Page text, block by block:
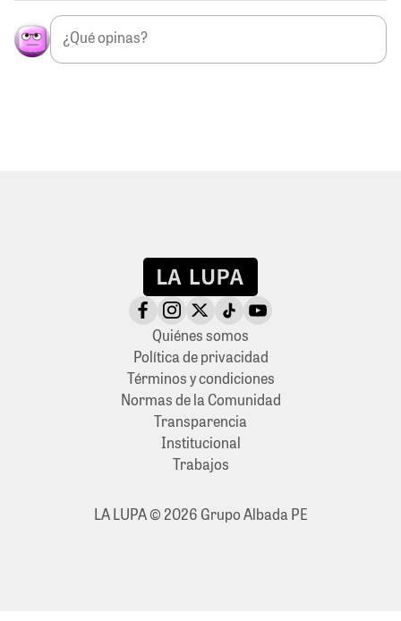
Quiénes somos
Política de privacidad
Términos y condiciones
Normas de la Comunidad
Transparencia
Institucional
Trabajos
LA LUPA © 2026 Grupo Albada PE